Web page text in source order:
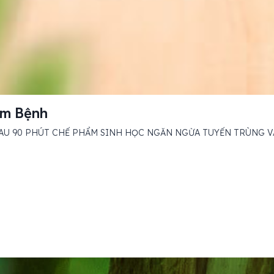
Bệnh
TUYẾN TRÙNG VÀ NẤM